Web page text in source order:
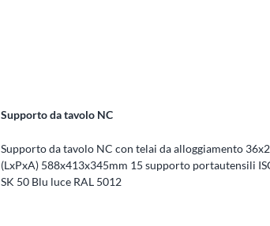
Supporto da tavolo NC
Supporto da tavolo NC con telai da alloggiamento
(LxPxA) 588x413x345mm 15 supporto portautensili
SK 50 Blu luce RAL 5012